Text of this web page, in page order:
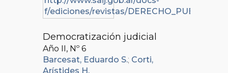
Democratización judicial
Año II, Nº 6
Barcesat, Eduardo S.; Corti,
Arístides H.